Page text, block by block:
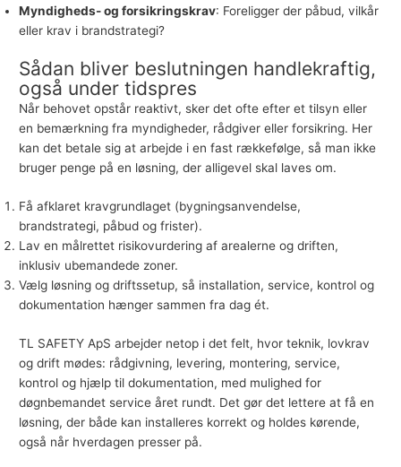
Myndigheds- og forsikringskrav: Foreligger der påbud, vilkår
eller krav i brandstrategi?
Sådan bliver beslutningen handlekraftig,
også under tidspres
Når behovet opstår reaktivt, sker det ofte efter et tilsyn eller
en bemærkning fra myndigheder, rådgiver eller forsikring. Her
kan det betale sig at arbejde i en fast rækkefølge, så man ikke
bruger penge på en løsning, der alligevel skal laves om.
Få afklaret kravgrundlaget (bygningsanvendelse,
brandstrategi, påbud og frister).
Lav en målrettet risikovurdering af arealerne og driften,
inklusiv ubemandede zoner.
Vælg løsning og driftssetup, så installation, service, kontrol og
dokumentation hænger sammen fra dag ét.
TL SAFETY ApS arbejder netop i det felt, hvor teknik, lovkrav
og drift mødes: rådgivning, levering, montering, service,
kontrol og hjælp til dokumentation, med mulighed for
døgnbemandet service året rundt. Det gør det lettere at få en
løsning, der både kan installeres korrekt og holdes kørende,
også når hverdagen presser på.